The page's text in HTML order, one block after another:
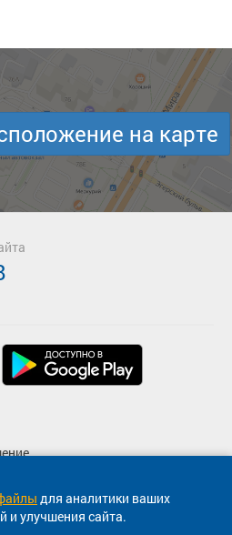
для аналитики ваших
и улучшения сайта.
на карте
сообщения